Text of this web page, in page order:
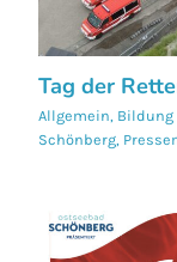
Tag der
Allgemein,
Schönberg,